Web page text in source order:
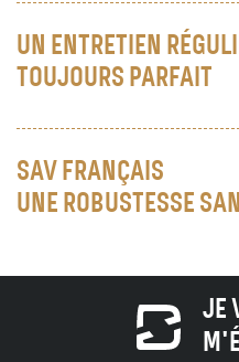
UN ENTRETIEN
TOUJOURS PARFAIT
SAV FRANÇAIS
UNE ROBUSTESSE
JE